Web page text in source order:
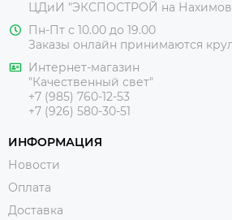
ЦДиИ "ЭКСПОСТРОЙ на
Пн-Пт с 10.00 до 19.00
Заказы онлайн принимаются
Интернет-магазин
"Качественный свет"
+7 (985) 760-12-53
+7 (926) 580-30-51
ИНФОРМАЦИЯ
Новости
Оплата
Доставка